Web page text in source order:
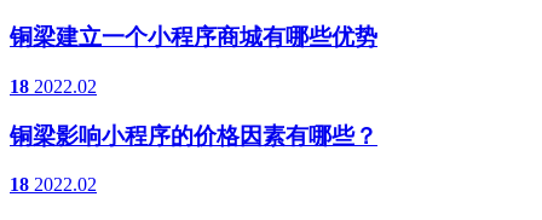
铜梁建立一个小程序商城有哪些优势
18 2022.02
铜梁影响小程序的价格因素有哪些？
18 2022.02